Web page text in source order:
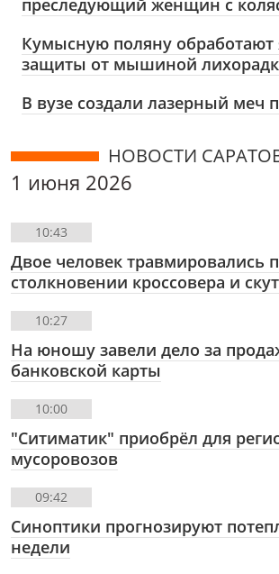
Кумысную поляну обработают
защиты от мышиной
В вузе создали лазерный меч
НОВОСТИ
1 июня 2026
10:43
Двое человек травмировались
столкновении кроссовера и
10:27
На юношу завели дело за
банковской карты
10:00
"Ситиматик" приобрёл для
мусоровозов
09:42
Синоптики прогнозируют
недели